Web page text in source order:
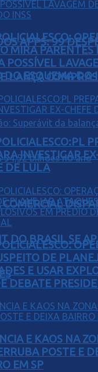
APPS: 99
LANÇA
DO BRASIL SE
MIRA PARENTES
POSSÍVEL
DO ESQUEMA DO
INVESTIGAR
DE LULA
DE
E USAR
DEBATE
E KAOS NA
POSTE E
EM SP